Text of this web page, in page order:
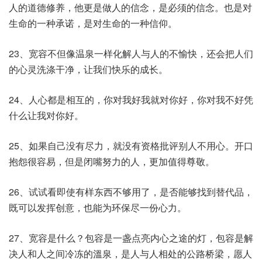
人的道德修养，他更是做人的信念，是必须的信念。也是对
生命的一种承诺，是对生命的一种信仰。
23、宽容不但像温泉一样化解人与人的不愉快，还会把人们
的心灵洗涤干净，让我们快乐的成长。
24、人心都是相互的，你对我好我就对你好，你对我不好凭
什么让我对你好。
25、如果自己没有尽力，就没有资格批评别人不用心。开口
抱怨很容易，但是闭嘴努力的人，更加值得尊敬。
26、试试看即使有样东西不够用了，是否能够找到替代品，
既可以发挥创意，也能为环保尽一份心力。
27、宽容是什么？包容是一盏点亮内心之途的灯，包容是解
决人和人之间冷冻的溫泉，是人与人相处的公路桥梁，愿人